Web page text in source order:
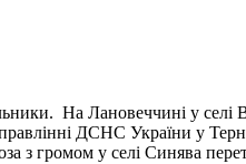
На Лановеччині у селі
ДСНС України у
з громом у селі Синява